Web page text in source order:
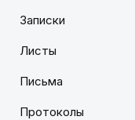
Записки
Листы
Письма
Протоколы